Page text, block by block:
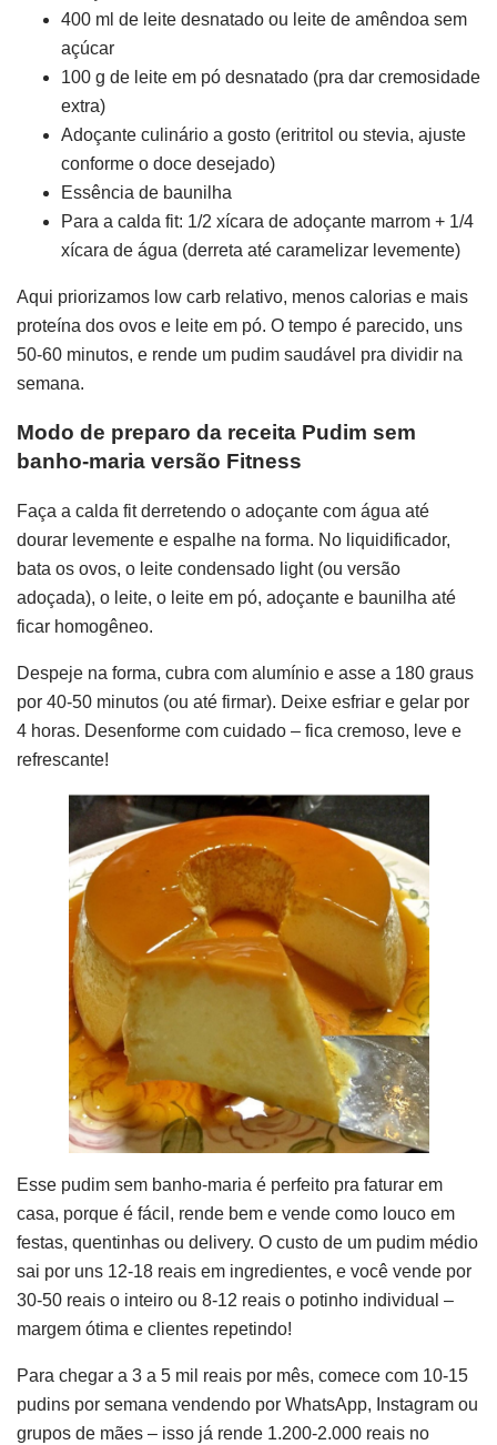
400 ml de leite desnatado ou leite de amêndoa sem
açúcar
100 g de leite em pó desnatado (pra dar cremosidade
extra)
Adoçante culinário a gosto (eritritol ou stevia, ajuste
conforme o doce desejado)
Essência de baunilha
Para a calda fit: 1/2 xícara de adoçante marrom + 1/4
xícara de água (derreta até caramelizar levemente)
Aqui priorizamos low carb relativo, menos calorias e mais
proteína dos ovos e leite em pó. O tempo é parecido, uns
50-60 minutos, e rende um pudim saudável pra dividir na
semana.
Modo de preparo da receita Pudim sem
banho-maria versão Fitness
Faça a calda fit derretendo o adoçante com água até
dourar levemente e espalhe na forma. No liquidificador,
bata os ovos, o leite condensado light (ou versão
adoçada), o leite, o leite em pó, adoçante e baunilha até
ficar homogêneo.
Despeje na forma, cubra com alumínio e asse a 180 graus
por 40-50 minutos (ou até firmar). Deixe esfriar e gelar por
4 horas. Desenforme com cuidado – fica cremoso, leve e
refrescante!
Esse pudim sem banho-maria é perfeito pra faturar em
casa, porque é fácil, rende bem e vende como louco em
festas, quentinhas ou delivery. O custo de um pudim médio
sai por uns 12-18 reais em ingredientes, e você vende por
30-50 reais o inteiro ou 8-12 reais o potinho individual –
margem ótima e clientes repetindo!
Para chegar a 3 a 5 mil reais por mês, comece com 10-15
pudins por semana vendendo por WhatsApp, Instagram ou
grupos de mães – isso já rende 1.200-2.000 reais no